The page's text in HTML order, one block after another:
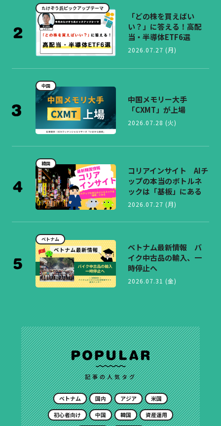
たけぞう氏ピックアップテーマ
「どの株を買えばい
い？」に答える！高配
当・半導体ETF6選
2026.07.27 (月)
中国
中国メモリー大手
「CXMT」が上場
2026.07.28 (火)
韓国
コリアインサイト AIチ
ップの本当のボトルネ
ックは「基板」にある
2026.07.27 (月)
ベトナム
ベトナム最新情報 バ
イク中古品の輸入、一
時停止へ
2026.07.31 (金)
記事の人気タグ
ベトナム 国内 アジア 米国
初心者向け 中国 韓国 資産運用